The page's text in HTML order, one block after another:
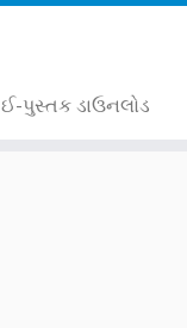
ઈ-પુસ્તક ડાઉનલોડ